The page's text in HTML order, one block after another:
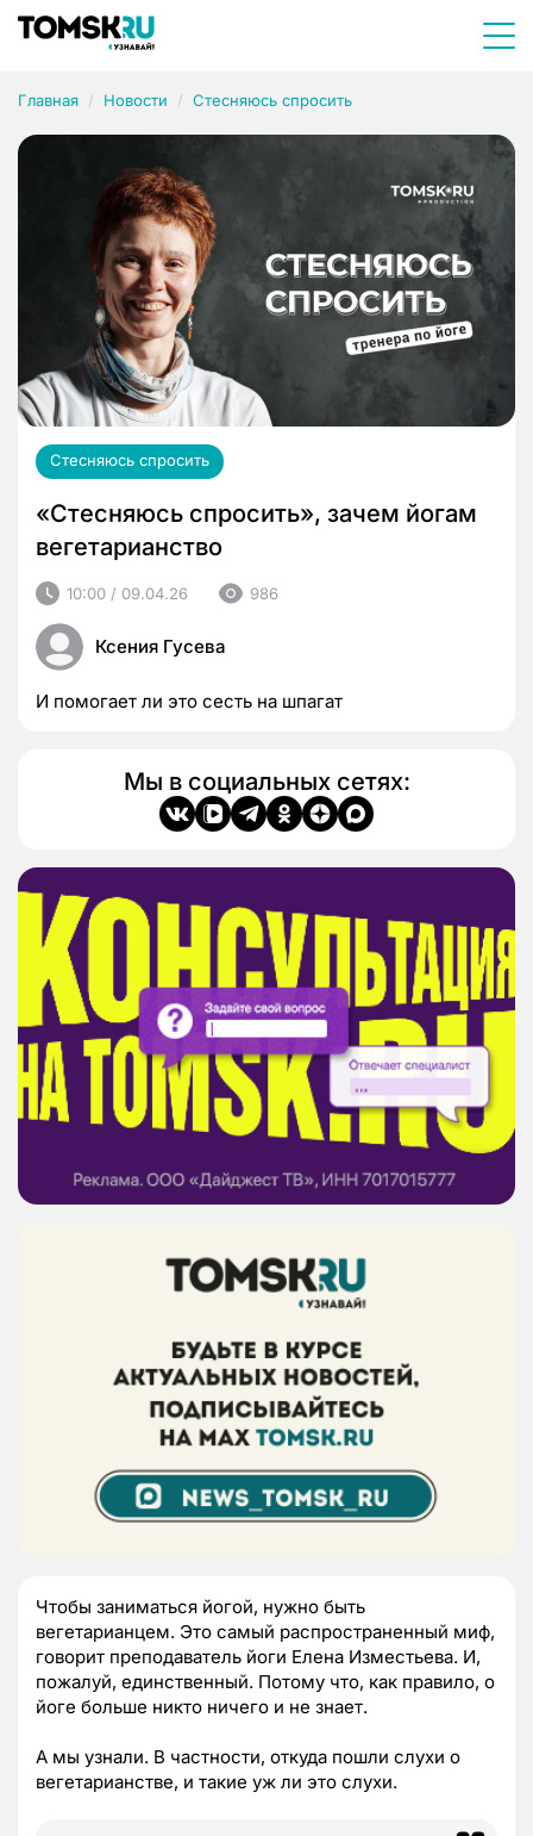
Главная Новости Стесняюсь спросить
Стесняюсь спросить
«Стесняюсь спросить», зачем йогам
вегетарианство
10:00 / 09.04.26 986
Ксения Гусева
И помогает ли это сесть на шпагат
Мы в социальных сетях:
Чтобы заниматься йогой, нужно быть
вегетарианцем. Это самый распространенный миф,
говорит преподаватель йоги Елена Изместьева. И,
пожалуй, единственный. Потому что, как правило, о
йоге больше никто ничего и не знает.
А мы узнали. В частности, откуда пошли слухи о
вегетарианстве, и такие уж ли это слухи.